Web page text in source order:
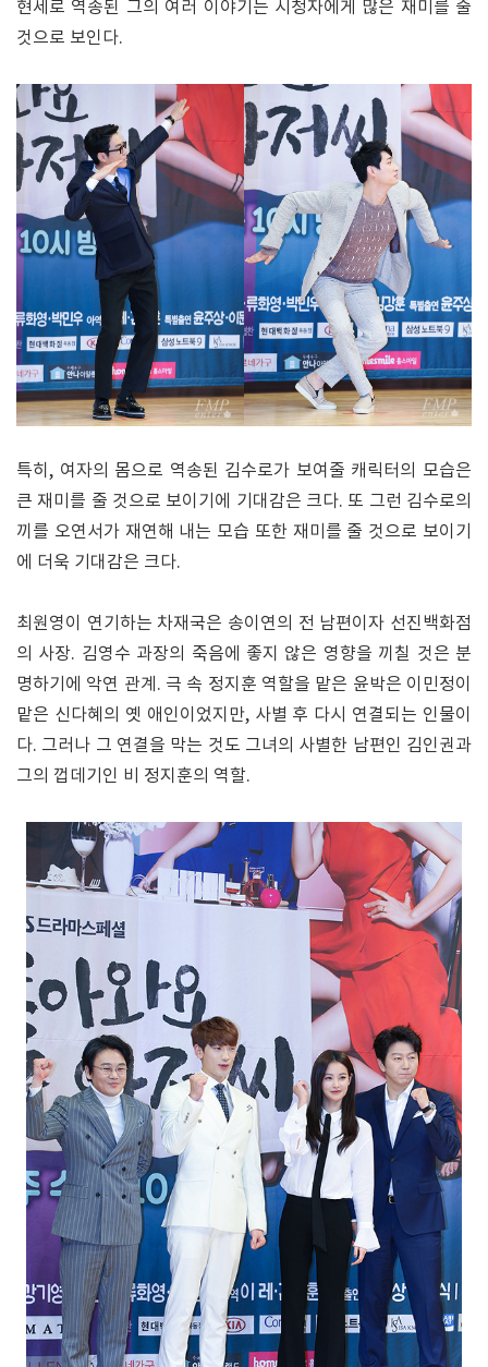
현세로 역송된 그의 여러 이야기는 시청자에게 많은 재미를 줄
것으로 보인다.
특히, 여자의 몸으로 역송된 김수로가 보여줄 캐릭터의 모습은
큰 재미를 줄 것으로 보이기에 기대감은 크다. 또 그런 김수로의
끼를 오연서가 재연해 내는 모습 또한 재미를 줄 것으로 보이기
에 더욱 기대감은 크다.
최원영이 연기하는 차재국은 송이연의 전 남편이자 선진백화점
의 사장. 김영수 과장의 죽음에 좋지 않은 영향을 끼칠 것은 분
명하기에 악연 관계. 극 속 정지훈 역할을 맡은 윤박은 이민정이
맡은 신다혜의 옛 애인이었지만, 사별 후 다시 연결되는 인물이
다. 그러나 그 연결을 막는 것도 그녀의 사별한 남편인 김인권과
그의 껍데기인 비 정지훈의 역할.